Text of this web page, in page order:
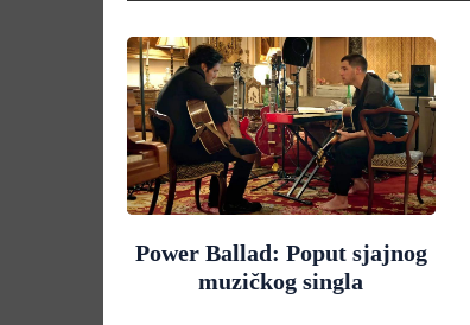
Power Ballad: Poput sjajnog
muzičkog singla